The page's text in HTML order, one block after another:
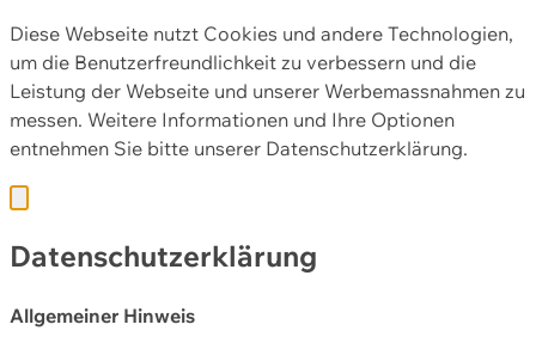
Diese Webseite nutzt Cookies und andere Technologien,
um die Benutzerfreundlichkeit zu verbessern und die
Leistung der Webseite und unserer Werbemassnahmen zu
messen. Weitere Informationen und Ihre Optionen
entnehmen Sie bitte unserer Datenschutzerklärung.
Datenschutzerklärung
Allgemeiner Hinweis